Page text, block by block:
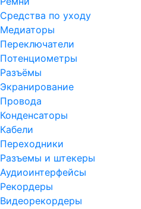
Средства по уходу
Медиаторы
Переключатели
Потенциометры
Разъёмы
Экранирование
Провода
Конденсаторы
Кабели
Переходники
Разъемы и штекеры
Аудиоинтерфейсы
Рекордеры
Видеорекордеры